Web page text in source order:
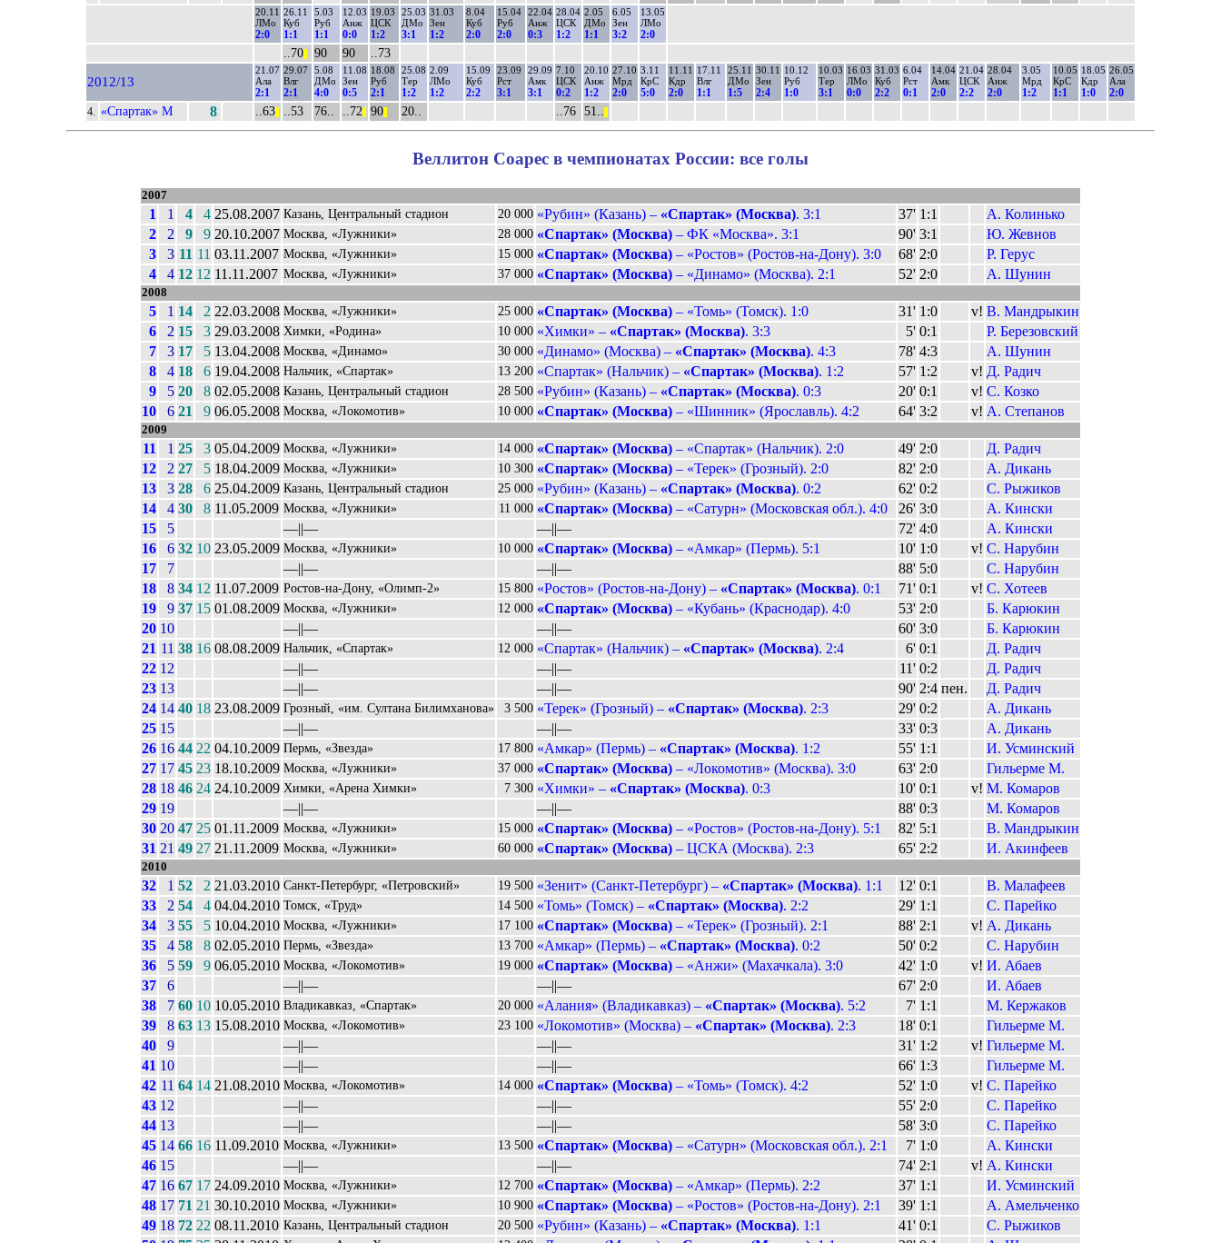
20.11
ЛМо
2:0
26.11
Куб
1:1
5.03
Руб
1:1
12.03
Анж
0:0
19.03
ЦСК
1:2
25.03
ДМо
3:1
31.03
Зен
1:2
8.04
Куб
2:0
15.04
Руб
2:0
22.04
Анж
0:3
28.04
ЦСК
1:2
2.05
ДМо
1:1
6.05
Зен
3:2
13.05
ЛМо
2:0
..70 90 90
..73
2012/13
21.07
Ала
2:1
29.07
Влг
2:1
5.08
ДМо
4:0
11.08
Зен
0:5
18.08
Руб
2:1
25.08
Тер
1:2
2.09
ЛМо
1:2
15.09
Куб
2:2
23.09
Рст
3:1
29.09
Амк
3:1
7.10
ЦСК
0:2
20.10
Анж
1:2
27.10
Мрд
2:0
3.11
КрС
5:0
11.11
Кдр
2:0
17.11
Влг
1:1
25.11
ДМо
1:5
30.11
Зен
2:4
10.12
Руб
1:0
10.03
Тер
3:1
16.03
ЛМо
0:0
31.03
Куб
2:2
6.04
Рст
0:1
14.04
Амк
2:0
21.04
ЦСК
2:2
28.04
Анж
2:0
3.05
Мрд
1:2
10.05
КрС
1:1
18.05
Кдр
1:0
26.05
Ала
2:0
4. «Спартак» М 8 ..63 ..53 76.. ..72 90 20.. ..76 51..
Веллитон Соарес в чемпионатах России: все голы
2007
1 1 4 4 25.08.2007 Казань, Центральный стадион 20 000 «Рубин» (Казань) – «Спартак» (Москва). 3:1 37' 1:1
А. Колинько
2
2 9 9 20.10.2007 Москва, «Лужники» 28 000 «Спартак» (Москва) – ФК «Москва». 3:1 90' 3:1
Ю. Жевнов
3
3 11 11 03.11.2007 Москва, «Лужники» 15 000 «Спартак» (Москва) – «Ростов» (Ростов-на-Дону). 3:0 68' 2:0
Р. Герус
4
4 12 12 11.11.2007 Москва, «Лужники» 37 000 «Спартак» (Москва) – «Динамо» (Москва). 2:1 52' 2:0 А. Шунин
2008
5 1 14 2 22.03.2008 Москва, «Лужники» 25 000 «Спартак» (Москва) – «Томь» (Томск). 1:0 31' 1:0 v! В. Мандрыкин
6
2 15 3 29.03.2008 Химки, «Родина» 10 000 «Химки» – «Спартак» (Москва). 3:3 5' 0:1
Р. Березовский
7
3 17 5 13.04.2008 Москва, «Динамо» 30 000 «Динамо» (Москва) – «Спартак» (Москва). 4:3 78' 4:3
А. Шунин
8
4 18 6 19.04.2008 Нальчик, «Спартак» 13 200 «Спартак» (Нальчик) – «Спартак» (Москва). 1:2 57' 1:2 v! Д. Радич
9
5 20 8 02.05.2008 Казань, Центральный стадион 28 500 «Рубин» (Казань) – «Спартак» (Москва). 0:3 20' 0:1 v! С. Козко
10
6 21 9 06.05.2008 Москва, «Локомотив» 10 000 «Спартак» (Москва) – «Шинник» (Ярославль). 4:2 64' 3:2 v! А. Степанов
2009
11 1 25 3 05.04.2009 Москва, «Лужники» 14 000 «Спартак» (Москва) – «Спартак» (Нальчик). 2:0 49' 2:0
Д. Радич
12
2 27 5 18.04.2009 Москва, «Лужники» 10 300 «Спартак» (Москва) – «Терек» (Грозный). 2:0 82' 2:0
А. Дикань
13
3 28 6 25.04.2009 Казань, Центральный стадион 25 000 «Рубин» (Казань) – «Спартак» (Москва). 0:2 62' 0:2
С. Рыжиков
14
4 30 8 11.05.2009 Москва, «Лужники» 11 000 «Спартак» (Москва) – «Сатурн» (Московская обл.). 4:0 26' 3:0
А. Кински
15
5 ––||–– ––||–– 72' 4:0
А. Кински
16
6 32 10 23.05.2009 Москва, «Лужники» 10 000 «Спартак» (Москва) – «Амкар» (Пермь). 5:1 10' 1:0 v! С. Нарубин
17
7 ––||–– ––||–– 88' 5:0
С. Нарубин
18
8 34 12 11.07.2009 Ростов-на-Дону, «Олимп-2» 15 800 «Ростов» (Ростов-на-Дону) – «Спартак» (Москва). 0:1 71' 0:1 v! С. Хотеев
19
9 37 15 01.08.2009 Москва, «Лужники» 12 000 «Спартак» (Москва) – «Кубань» (Краснодар). 4:0 53' 2:0
Б. Карюкин
20 10 ––||–– ––||–– 60' 3:0
Б. Карюкин
21 11 38 16 08.08.2009 Нальчик, «Спартак» 12 000 «Спартак» (Нальчик) – «Спартак» (Москва). 2:4 6' 0:1
Д. Радич
22 12 ––||–– ––||–– 11' 0:2
Д. Радич
23 13 ––||–– ––||–– 90' 2:4 пен.
Д. Радич
24 14 40 18 23.08.2009 Грозный, «им. Султана Билимханова» 3 500 «Терек» (Грозный) – «Спартак» (Москва). 2:3 29' 0:2
А. Дикань
25 15 ––||–– ––||–– 33' 0:3
А. Дикань
26 16 44 22 04.10.2009 Пермь, «Звезда» 17 800 «Амкар» (Пермь) – «Спартак» (Москва). 1:2 55' 1:1
И. Усминский
27 17 45 23 18.10.2009 Москва, «Лужники» 37 000 «Спартак» (Москва) – «Локомотив» (Москва). 3:0 63' 2:0
Гильерме М.
28 18 46 24 24.10.2009 Химки, «Арена Химки» 7 300 «Химки» – «Спартак» (Москва). 0:3 10' 0:1 v! М. Комаров
29 19 ––||–– ––||–– 88' 0:3
М. Комаров
30 20 47 25 01.11.2009 Москва, «Лужники» 15 000 «Спартак» (Москва) – «Ростов» (Ростов-на-Дону). 5:1 82' 5:1
В. Мандрыкин
31 21 49 27 21.11.2009 Москва, «Лужники» 60 000 «Спартак» (Москва) – ЦСКА (Москва). 2:3 65' 2:2 И. Акинфеев
2010
32 1 52 2 21.03.2010 Санкт-Петербург, «Петровский» 19 500 «Зенит» (Санкт-Петербург) – «Спартак» (Москва). 1:1 12' 0:1
В. Малафеев
33
2 54 4 04.04.2010 Томск, «Труд» 14 500 «Томь» (Томск) – «Спартак» (Москва). 2:2 29' 1:1
С. Парейко
34
3 55 5 10.04.2010 Москва, «Лужники» 17 100 «Спартак» (Москва) – «Терек» (Грозный). 2:1 88' 2:1 v! А. Дикань
35
4 58 8 02.05.2010 Пермь, «Звезда» 13 700 «Амкар» (Пермь) – «Спартак» (Москва). 0:2 50' 0:2
С. Нарубин
36
5 59 9 06.05.2010 Москва, «Локомотив» 19 000 «Спартак» (Москва) – «Анжи» (Махачкала). 3:0 42' 1:0 v! И. Абаев
37
6 ––||–– ––||–– 67' 2:0
И. Абаев
38
7 60 10 10.05.2010 Владикавказ, «Спартак» 20 000 «Алания» (Владикавказ) – «Спартак» (Москва). 5:2 7' 1:1
М. Кержаков
39
8 63 13 15.08.2010 Москва, «Локомотив» 23 100 «Локомотив» (Москва) – «Спартак» (Москва). 2:3 18' 0:1
Гильерме М.
40
9 ––||–– ––||–– 31' 1:2 v! Гильерме М.
41 10 ––||–– ––||–– 66' 1:3
Гильерме М.
42 11 64 14 21.08.2010 Москва, «Локомотив» 14 000 «Спартак» (Москва) – «Томь» (Томск). 4:2 52' 1:0 v! С. Парейко
43 12 ––||–– ––||–– 55' 2:0
С. Парейко
44 13 ––||–– ––||–– 58' 3:0
С. Парейко
45 14 66 16 11.09.2010 Москва, «Лужники» 13 500 «Спартак» (Москва) – «Сатурн» (Московская обл.). 2:1 7' 1:0
А. Кински
46 15 ––||–– ––||–– 74' 2:1 v! А. Кински
47 16 67 17 24.09.2010 Москва, «Лужники» 12 700 «Спартак» (Москва) – «Амкар» (Пермь). 2:2 37' 1:1
И. Усминский
48 17 71 21 30.10.2010 Москва, «Лужники» 10 900 «Спартак» (Москва) – «Ростов» (Ростов-на-Дону). 2:1 39' 1:1
А. Амельченко
49 18 72 22 08.11.2010 Казань, Центральный стадион 20 500 «Рубин» (Казань) – «Спартак» (Москва). 1:1 41' 0:1
С. Рыжиков